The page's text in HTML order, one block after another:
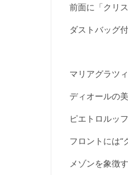
前面に「クリ
ダストバッグ
マリアグラツ
ディオールの
ピエトロルッ
フロントには“
メゾンを象徴